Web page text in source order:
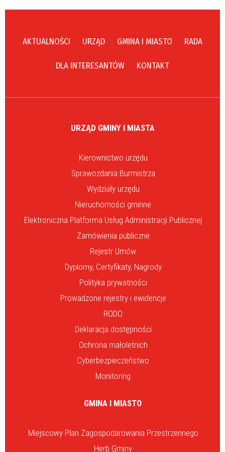
AKTUALNOŚCI URZĄD GMINA I MIASTO RADA
DLA INTERESANTÓW KONTAKT
URZĄD GMINY I MIASTA
Kierownictwo urzędu
Sprawozdania Burmistrza
Wydziały urzędu
Nieruchomości gminne
Elektroniczna Platforma Usług Administracji Publicznej
Zamówienia publiczne
Rejestr Umów
Dyplomy, Certyfikaty, Nagrody
Polityka prywatności
Prowadzone rejestry i ewidencje
RODO
Deklaracja dostępności
Ochrona małoletnich
Cyberbezpieczeństwo
Monitoring
GMINA I MIASTO
Miejscowy Plan Zagospodarowania Przestrzennego
Herb Gminy